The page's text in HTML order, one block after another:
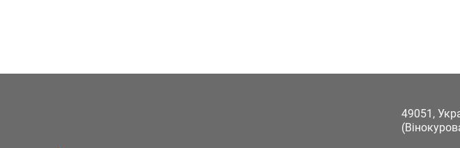
49051,